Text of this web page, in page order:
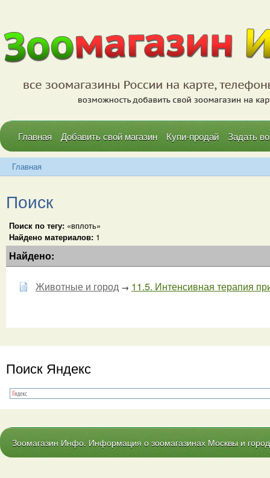
Главная Добавить свой магазин Купи-продай Задать
Главная
Поиск
Поиск по тегу: «вплоть»
Найдено материалов: 1
Найдено:
Животные и город → 11.5. Интенсивная терапия
Поиск Яндекс
Зоомагазин Инфо. Информация о зоомагазинах Москвы и